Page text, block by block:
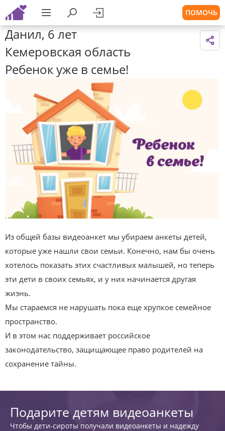
ПОМОЧЬ
Данил, 6 лет
Кемеровская область
Ребенок уже в семье!
Из общей базы видеоанкет мы убираем анкеты детей,
которые уже нашли свои семьи. Конечно, нам бы очень
хотелось показать этих счастливых малышей, но теперь
эти дети в своих семьях, и у них начинается другая
жизнь.
Мы стараемся не нарушать пока еще хрупкое семейное
пространство.
И в этом нас поддерживает российское
законодательство, защищающее право родителей на
сохранение тайны.
Подарите детям видеоанкеты
Чтобы дети-сироты получали видеоанкеты и надежду